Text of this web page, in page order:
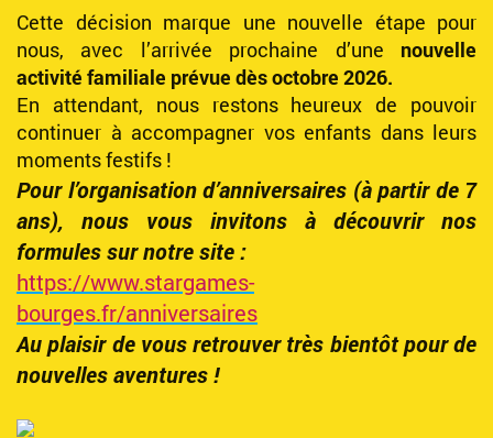
Cette décision marque une nouvelle étape pour
nous, avec l’arrivée prochaine d’une nouvelle
activité familiale prévue dès octobre 2026.
En attendant, nous restons heureux de pouvoir
continuer à accompagner vos enfants dans leurs
moments festifs !
Pour l’organisation d’anniversaires (à partir de 7
ans), nous vous invitons à découvrir nos
formules sur notre site :
https://www.stargames-
bourges.fr/anniversaires
Au plaisir de vous retrouver très bientôt pour de
nouvelles aventures !